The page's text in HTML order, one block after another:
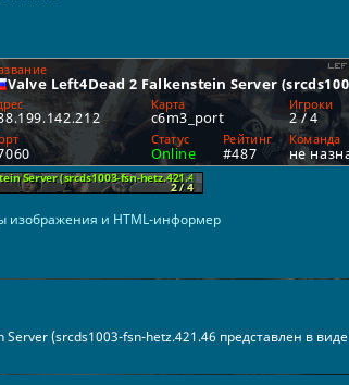
изображения и HTML-информер
Server (srcds1003-fsn-hetz.421.46 представлен в виде